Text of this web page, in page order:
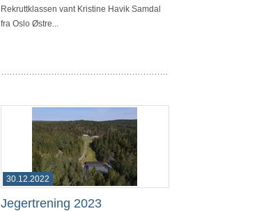
Rekruttklassen vant Kristine Havik Samdal
fra Oslo Østre...
30.12.2022
Jegertrening 2023